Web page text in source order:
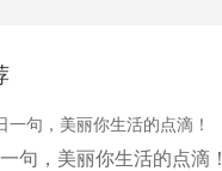
句，美丽你生活的点滴！